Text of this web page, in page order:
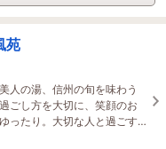
苑
人の湯、信州の旬を味わう
ごし方を大切に、笑顔のお
ったり。大切な人と過ごす
い。」ひとときをお届けし